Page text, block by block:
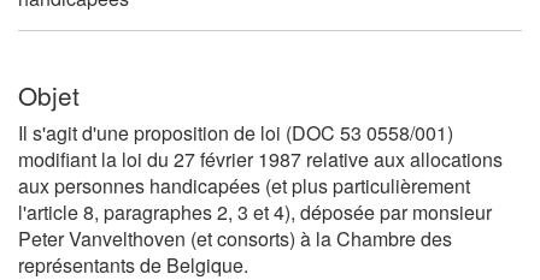
Objet
Il s'agit d'une proposition de loi (DOC 53 0558/001)
modifiant la loi du 27 février 1987 relative aux allocations
aux personnes handicapées (et plus particulièrement
l'article 8, paragraphes 2, 3 et 4), déposée par monsieur
PeterVanvelthoven (et consorts) à la Chambre des
représentants de Belgique.